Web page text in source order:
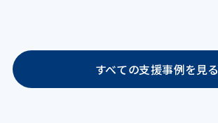
すべての支援事例を見る